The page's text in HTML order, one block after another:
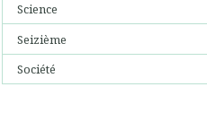
Science
Seizième
Société